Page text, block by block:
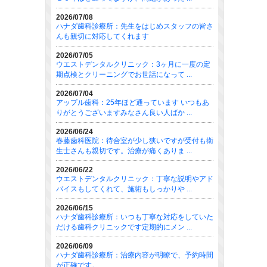
2026/07/08
ハナダ歯科診療所：先生をはじめスタッフの皆さ
んも親切に対応してくれます
2026/07/05
ウエストデンタルクリニック：3ヶ月に一度の定
期点検とクリーニングでお世話になって ...
2026/07/04
アップル歯科：25年ほど通っています いつもあ
りがとうございますみなさん良い人ばか ...
2026/06/24
春藤歯科医院：待合室が少し狭いですが受付も衛
生士さんも親切です。治療が痛くありま ...
2026/06/22
ウエストデンタルクリニック：丁寧な説明やアド
バイスもしてくれて、施術もしっかりや ...
2026/06/15
ハナダ歯科診療所：いつも丁寧な対応をしていた
だける歯科クリニックです定期的にメン ...
2026/06/09
ハナダ歯科診療所：治療内容が明瞭で、予約時間